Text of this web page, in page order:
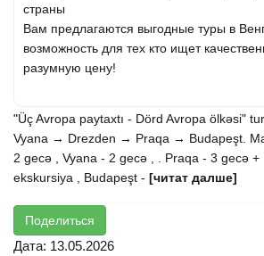
страны
Вам предлагаются выгодные туры в
возможность для тех кто ищет
разумную цену!
"Üç Avropa paytaxtı - Dörd Avropa ölkəsi"
Vyana → Drezden → Praqa → Budapeşt.
2 gecə , Vyana - 2 gecə , . Praqa - 3 gecə +
ekskursiya , Budapeşt - [читат далше]
Поделиться
Дата: 13.05.2026